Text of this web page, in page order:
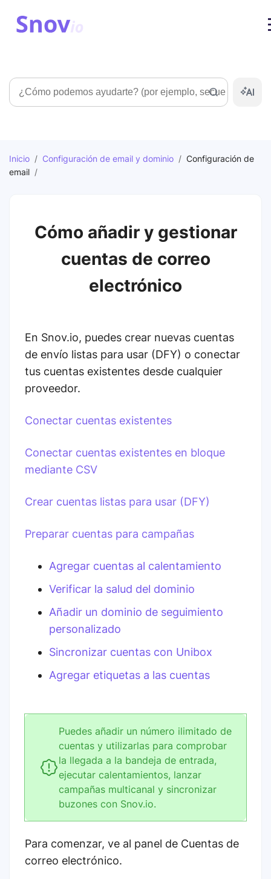
Búsqueda
Inicio / Configuración de email y dominio / Configuración de
email /
Cómo añadir y gestionar
cuentas de correo
electrónico
En Snov.io, puedes crear nuevas cuentas
de envío listas para usar (DFY) o conectar
tus cuentas existentes desde cualquier
proveedor.
Conectar cuentas existentes
Conectar cuentas existentes en bloque
mediante CSV
Crear cuentas listas para usar (DFY)
Preparar cuentas para campañas
Agregar cuentas al calentamiento
Verificar la salud del dominio
Añadir un dominio de seguimiento
personalizado
Sincronizar cuentas con Unibox
Agregar etiquetas a las cuentas
Puedes añadir un número ilimitado de
cuentas y utilizarlas para comprobar
la llegada a la bandeja de entrada,
ejecutar calentamientos, lanzar
campañas multicanal y sincronizar
buzones con Snov.io.
Para comenzar, ve al panel de Cuentas de
correo electrónico.